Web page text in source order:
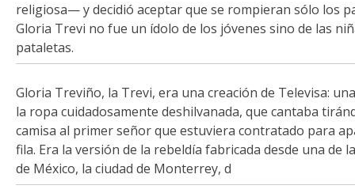
religiosa— y decidió aceptar que se rompieran sólo los
Gloria Trevi no fue un ídolo de los jóvenes sino de las
pataletas.
Gloria Treviño, la Trevi, era una creación de Televisa:
la ropa cuidadosamente deshilvanada, que cantaba
camisa al primer señor que estuviera contratado para
fila. Era la versión de la rebeldía fabricada desde una de
de México, la ciudad de Monterrey, d